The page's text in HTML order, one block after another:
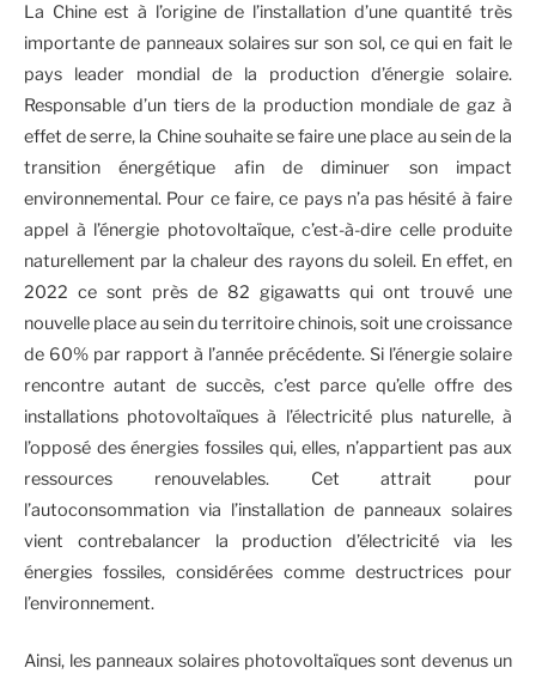
La Chine est à l’origine de l’installation d’une quantité très
importante de panneaux solaires sur son sol, ce qui en fait le
pays leader mondial de la production d’énergie solaire.
Responsable d’un tiers de la production mondiale de gaz à
effet de serre, la Chine souhaite se faire une place au sein de la
transition énergétique afin de diminuer son impact
environnemental. Pour ce faire, ce pays n’a pas hésité à faire
appel à l’énergie photovoltaïque, c’est-à-dire celle produite
naturellement par la chaleur des rayons du soleil. En effet, en
2022 ce sont près de 82 gigawatts qui ont trouvé une
nouvelle place au sein du territoire chinois, soit une croissance
de 60% par rapport à l’année précédente. Si l’énergie solaire
rencontre autant de succès, c’est parce qu’elle offre des
installations photovoltaïques à l’électricité plus naturelle, à
l’opposé des énergies fossiles qui, elles, n’appartient pas aux
ressources renouvelables. Cet attrait pour
l’autoconsommation via l’installation de panneaux solaires
vient contrebalancer la production d’électricité via les
énergies fossiles, considérées comme destructrices pour
l’environnement.
Ainsi, les panneaux solaires photovoltaïques sont devenus un